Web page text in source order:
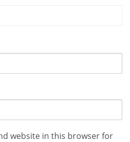
website in this browser for